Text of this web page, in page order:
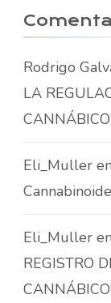
Rodrigo
LA
Eli_Muller
Cannabinoide
Eli_Muller
REGISTRO